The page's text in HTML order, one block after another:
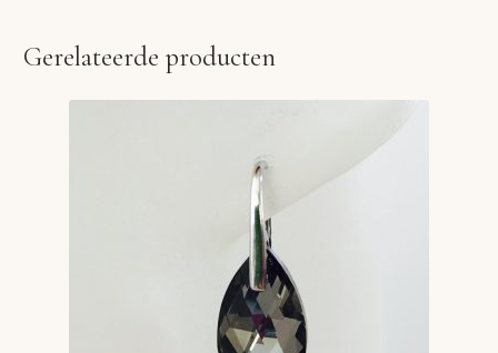
Gerelateerde producten